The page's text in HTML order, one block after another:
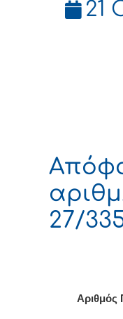
21
27/
Αριθμός